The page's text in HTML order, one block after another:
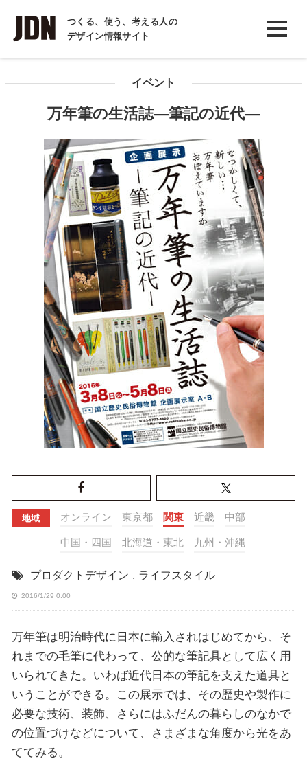
つくる、使う、考える人の
デザイン情報サイト
INTERVIEW
インタビュー
コラム
イベント
万年筆の生活誌―筆記の近代―
地域 オンライン 東京都 関東 近畿 中部
中国・四国 北海道・東北 九州・沖縄
プロダクトデザイン , ライフスタイル
2016/1/29 0:00
万年筆は明治時代に日本に輸入されはじめてから、そ
れまでの毛筆に代わって、公的な筆記具として広く用
いられてきた。いわば近代日本の筆記を支えた道具と
いうことができる。この展示では、その歴史や製作に
必要な技術、装飾、さらにはふだんの暮らしのなかで
の位置づけなどについて、さまざまな角度から光をあ
ててみる。